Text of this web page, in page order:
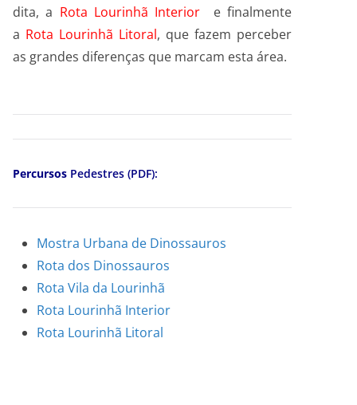
dita, a Rota Lourinhã Interior e finalmente
a Rota Lourinhã Litoral, que fazem perceber
as grandes diferenças que marcam esta área.
Percursos Pedestres (PDF):
Mostra Urbana de Dinossauros
Rota dos Dinossauros
Rota Vila da Lourinhã
Rota Lourinhã Interior
Rota Lourinhã Litoral